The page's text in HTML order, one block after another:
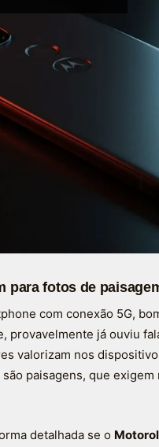
para fotos de
com conexão 5G,
provavelmente já ouviu
valorizam nos
paisagens, que
detalhada se o